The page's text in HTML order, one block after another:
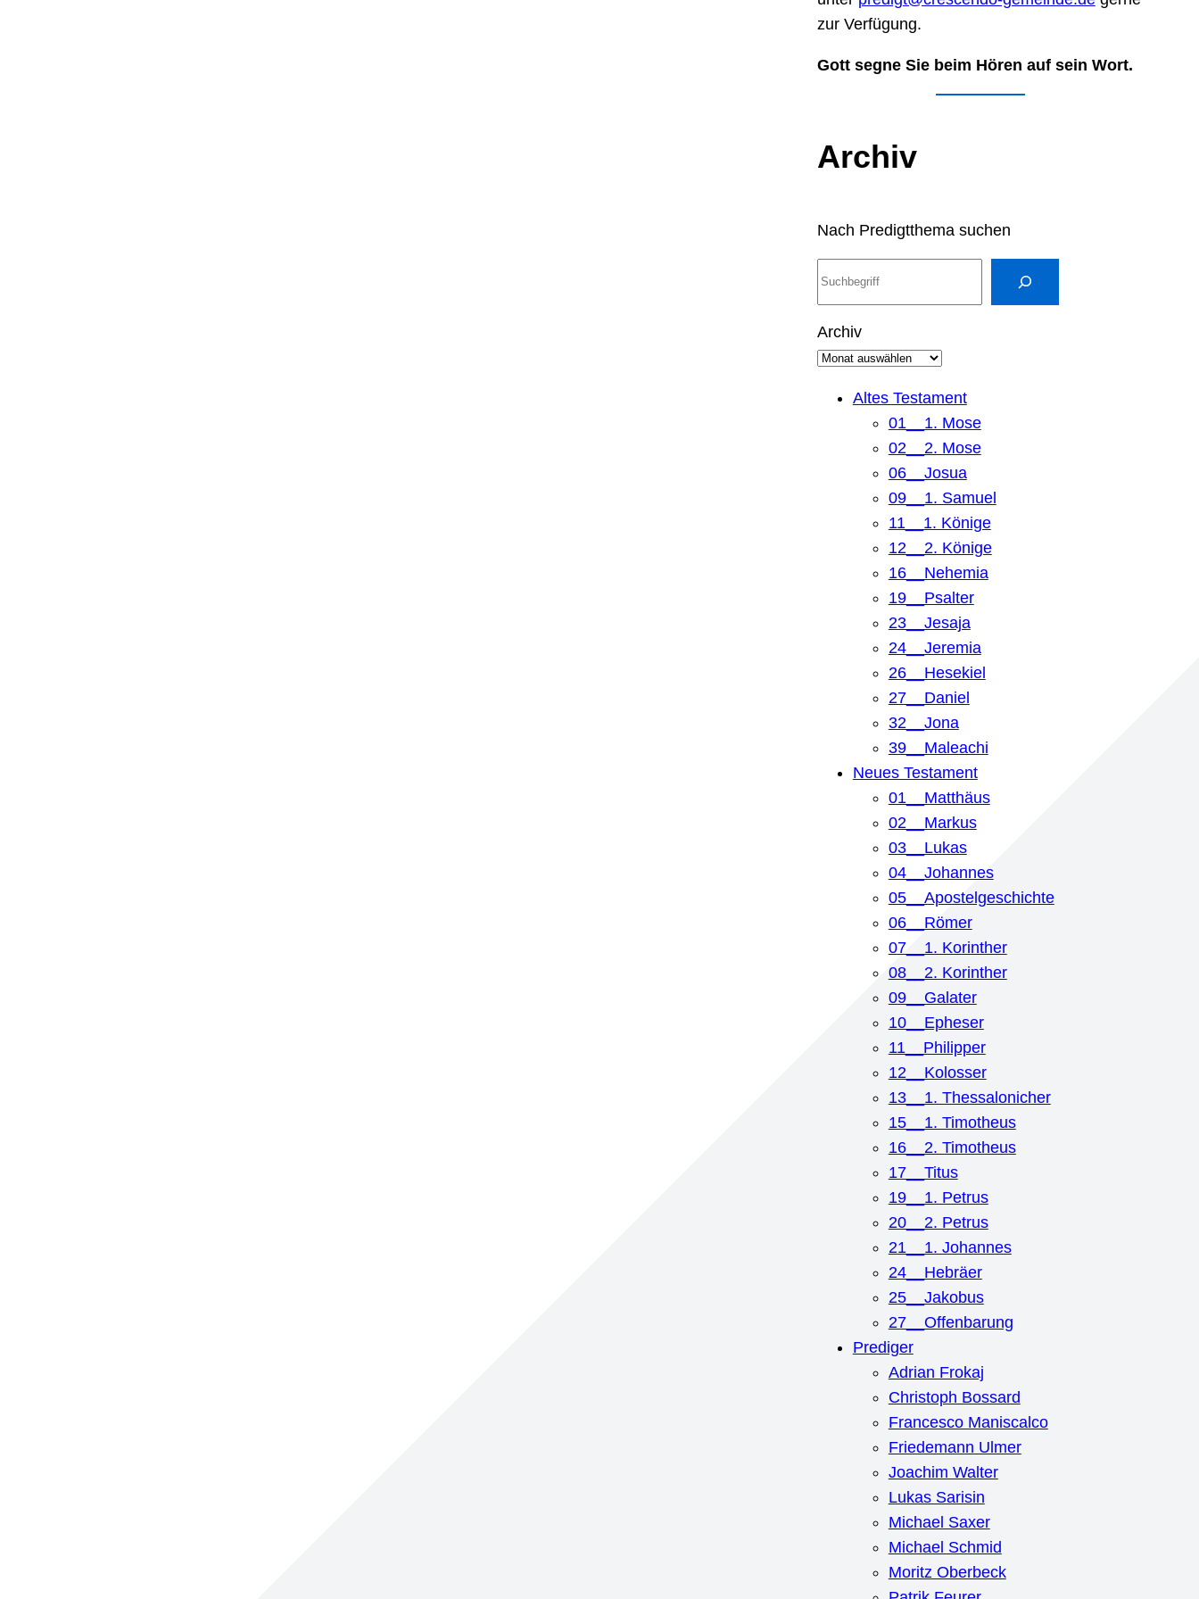
zur Verfügung.
Gott segne Sie beim Hören auf sein Wort.
Archiv
Nach Predigtthema suchen
e
Archiv
Altes Testament
01__1. Mose
02__2. Mose
06__Josua
09__1. Samuel
11__1. Könige
12__2. Könige
16__Nehemia
19__Psalter
23__Jesaja
24__Jeremia
26__Hesekiel
27__Daniel
32__Jona
39__Maleachi
Neues Testament
01__Matthäus
02__Markus
03__Lukas
04__Johannes
05__Apostelgeschichte
06__Römer
07__1. Korinther
08__2. Korinther
09__Galater
10__Epheser
11__Philipper
12__Kolosser
13__1. Thessalonicher
15__1. Timotheus
16__2. Timotheus
17__Titus
19__1. Petrus
20__2. Petrus
21__1. Johannes
24__Hebräer
25__Jakobus
27__Offenbarung
Prediger
Adrian Frokaj
Christoph Bossard
Francesco Maniscalco
Friedemann Ulmer
Joachim Walter
Lukas Sarisin
Michael Saxer
Michael Schmid
Moritz Oberbeck